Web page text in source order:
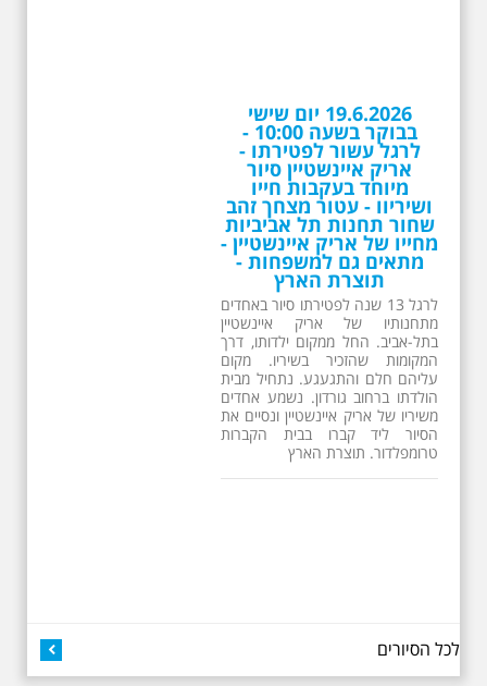
אריק איינשטיין סיור
מיוחד בעקבות חייו
ושיריוו - עטור מצחך זהב
שחור תחנות תל אביביות
מחייו של אריק איינשטיין -
מתאים גם למשפחות -
תוצרת הארץ
לרגל 13 שנה לפטירתו סיור באחדים
מתחנותיו של אריק איינשטיין
בתל-אביב. החל ממקום ילדותו, דרך
המקומות שהזכיר בשיריו. מקום
עליהם חלם והתגעגע. נתחיל מבית
הולדתו ברחוב גורדון. נשמע אחדים
משיריו של אריק איינשטיין ונסיים את
הסיור ליד קברו בבית הקברות
טרומפלדור. תוצרת הארץ
שחור תחנות תל אביביות
מחייו של אריק איינשטיין -
לכל הסיורים